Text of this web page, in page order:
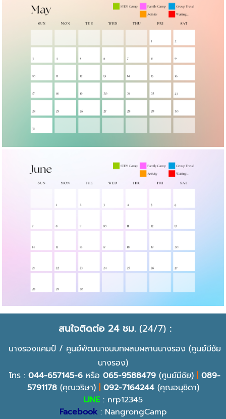
สนใจติดต่อ 24 ชม. (24/7):
นางรองแคมป์ / ศูนย์พัฒนาชนบทผสมผสานนางรอง (ศูนย์มีชัย
นางรอง)
โทร : 044-657145-6 หรือ 065-9588479 (ศูนย์มีชัย)
089-
5791178 (คุณวริษา) 092-7164244 (คุณอนุชิดา)
LINE : nrp12345
Facebook: NangrongCamp